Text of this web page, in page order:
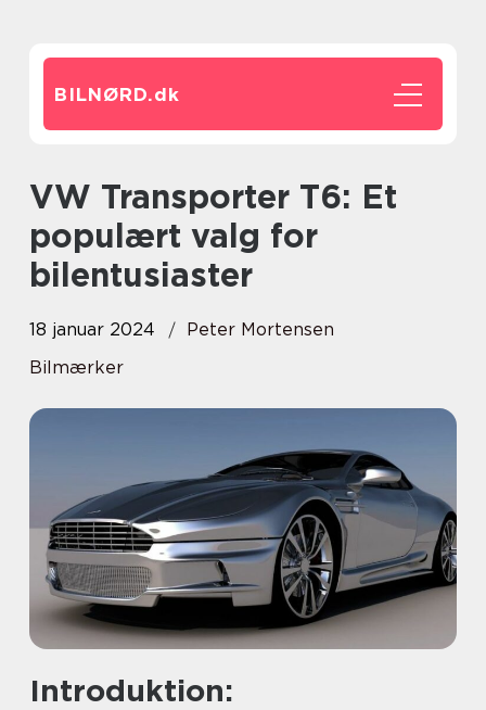
BILNØRD.dk
VW Transporter T6: Et
populært valg for
bilentusiaster
18 januar 2024
Peter Mortensen
Bilmærker
Introduktion: